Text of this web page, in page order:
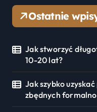
Ostatnie
Jak stworzyć
10-20 lat?
Jak szybko
zbędnych